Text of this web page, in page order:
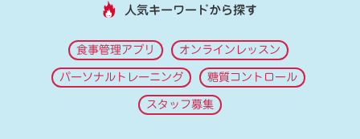
人気キーワードから探す
食事管理アプリ オンラインレッスン
パーソナルトレーニング 糖質コントロール
スタッフ募集